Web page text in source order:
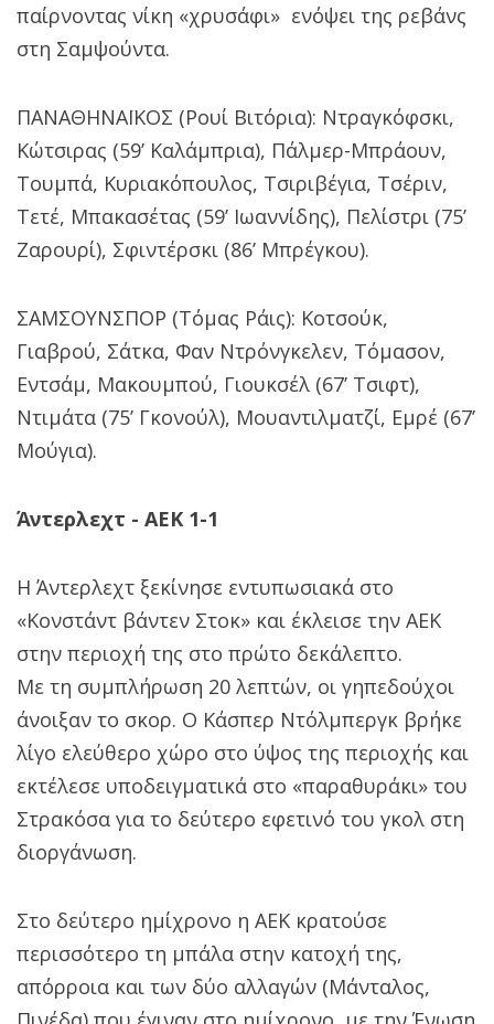
παίρνοντας νίκη «χρυσάφι» ενόψει της ρεβάνς
στη Σαμψούντα.
ΠΑΝΑΘΗΝΑΪΚΟΣ (Ρουί Βιτόρια): Ντραγκόφσκι,
Κώτσιρας (59’ Καλάμπρια), Πάλμερ-Μπράουν,
Τουμπά, Κυριακόπουλος, Τσιριβέγια, Τσέριν,
Τετέ, Μπακασέτας (59’ Ιωαννίδης), Πελίστρι (75’
Ζαρουρί), Σφιντέρσκι (86’ Μπρέγκου).
ΣΑΜΣΟΥΝΣΠΟΡ (Τόμας Ράις): Κοτσούκ,
Γιαβρού, Σάτκα, Φαν Ντρόνγκελεν, Τόμασον,
Εντσάμ, Μακουμπού, Γιουκσέλ (67’ Τσιφτ),
Ντιμάτα (75’ Γκονούλ), Μουαντιλματζί, Εμρέ (67’
Μούγια).
Άντερλεχτ - ΑΕΚ 1-1
Η Άντερλεχτ ξεκίνησε εντυπωσιακά στο
«Κονστάντ βάντεν Στοκ» και έκλεισε την ΑΕΚ
στην περιοχή της στο πρώτο δεκάλεπτο.
Με τη συμπλήρωση 20 λεπτών, οι γηπεδούχοι
άνοιξαν το σκορ. Ο Κάσπερ Ντόλμπεργκ βρήκε
λίγο ελεύθερο χώρο στο ύψος της περιοχής και
εκτέλεσε υποδειγματικά στο «παραθυράκι» του
Στρακόσα για το δεύτερο εφετινό του γκολ στη
διοργάνωση.
Στο δεύτερο ημίχρονο η ΑΕΚ κρατούσε
περισσότερο τη μπάλα στην κατοχή της,
απόρροια και των δύο αλλαγών (Μάνταλος,